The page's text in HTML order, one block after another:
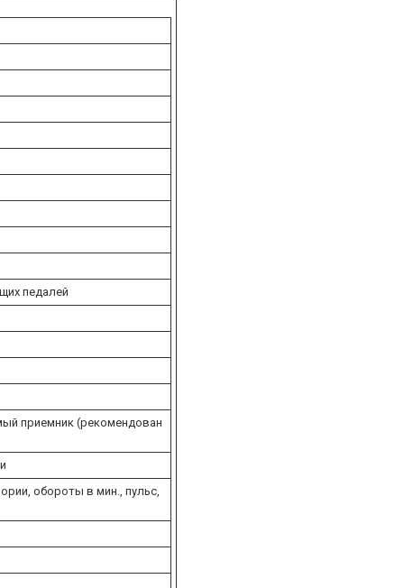
педалей
приемник (рекомендован
обороты в мин., пульс,